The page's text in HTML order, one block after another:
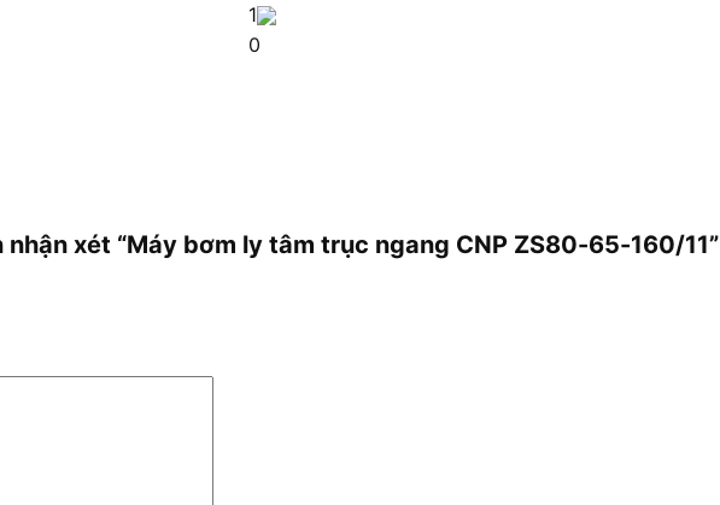
1
0
xét “Máy bơm ly tâm trục ngang CNP ZS80-65-160/11”